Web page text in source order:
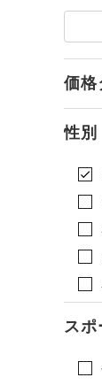
価格
性別
スポ